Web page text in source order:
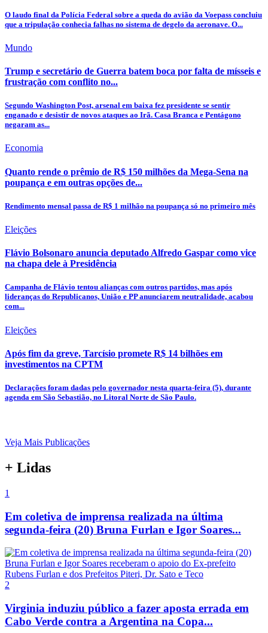
O laudo final da Polícia Federal sobre a queda do avião da Voepass concluiu
que a tripulação conhecia falhas no sistema de degelo da aeronave. O...
Mundo
Trump e secretário de Guerra batem boca por falta de mísseis e
frustração com conflito no...
Segundo Washington Post, arsenal em baixa fez presidente se sentir
enganado e desistir de novos ataques ao Irã. Casa Branca e Pentágono
negaram as...
Economia
Quanto rende o prêmio de R$ 150 milhões da Mega-Sena na
poupança e em outras opções de...
Rendimento mensal passa de R$ 1 milhão na poupança só no primeiro mês
Eleições
Flávio Bolsonaro anuncia deputado Alfredo Gaspar como vice
na chapa dele à Presidência
Campanha de Flávio tentou alianças com outros partidos, mas após
lideranças do Republicanos, União e PP anunciarem neutralidade, acabou
com...
Eleições
Após fim da greve, Tarcísio promete R$ 14 bilhões em
investimentos na CPTM
Declarações foram dadas pelo governador nesta quarta-feira (5), durante
agenda em São Sebastião, no Litoral Norte de São Paulo.
Veja Mais Publicações
+ Lidas
1
Em coletiva de imprensa realizada na última
segunda-feira (20) Bruna Furlan e Igor Soares...
2
Virginia induziu público a fazer aposta errada em
Cabo Verde contra a Argentina na Copa...